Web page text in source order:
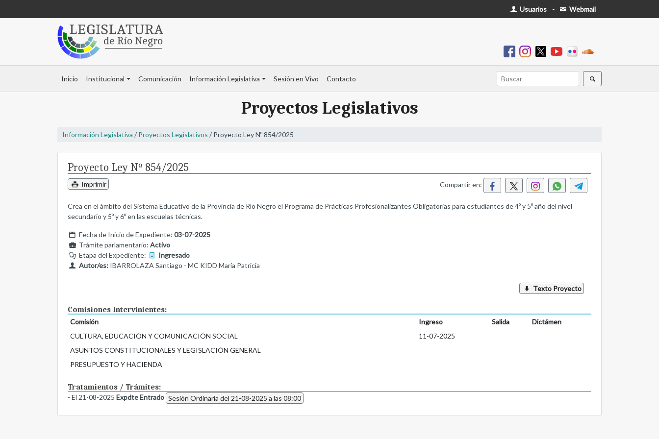
Usuarios - Webmail
Inicio Institucional Comunicación Información Legislativa Sesión en Vivo Contacto
Proyectos Legislativos
Información Legislativa / Proyectos Legislativos / Proyecto Ley Nº 854/2025
Proyecto Ley Nº 854/2025
Imprimir Compartir en:
Crea en el ámbito del Sistema Educativo de la Provincia de Río Negro el Programa de Prácticas Profesionalizantes Obligatorias para estudiantes de 4º y 5º año del nivel
secundario y 5º y 6º en las escuelas técnicas.
Fecha de Inicio de Expediente: 03-07-2025
Trámite parlamentario: Activo
Etapa del Expediente:
Ingresado
Autor/es:IBARROLAZA Santiago - MC KIDD María Patricia
Texto Proyecto
Comisiones Intervinientes:
Comisión Ingreso Salida
Dictámen
CULTURA, EDUCACIÓN Y COMUNICACIÓN SOCIAL
11-07-2025
ASUNTOS CONSTITUCIONALES Y LEGISLACIÓN GENERAL
PRESUPUESTO Y HACIENDA
Tratamientos / Trámites:
- El 21-08-2025 Expdte Entrado Sesión Ordinaria del 21-08-2025 a las 08:00